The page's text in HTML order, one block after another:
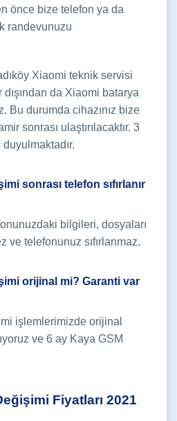
önce bize telefon ya da
randevunuzu
Xiaomi teknik servisi
da Xiaomi batarya
Bu durumda cihazınız bize
sonrası ulaştırılacaktır. 3
sonrası telefon sıfırlanır
bilgileri, dosyaları
ve telefonunuz sıfırlanmaz.
orijinal mi? Garanti var
işlemlerimizde orijinal
ve 6 ay Kaya GSM
Fiyatları 2021